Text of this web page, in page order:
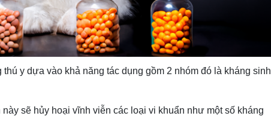
y dựa vào khả năng tác dụng gồm 2 nhóm đó là kháng sinh
này sẽ hủy hoại vĩnh viễn các loại vi khuẩn như một số kháng